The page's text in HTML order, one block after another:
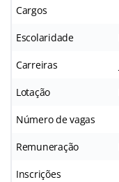
Cargos
Escolaridade
Carreiras
Lotação
Número de vagas
Remuneração
Inscrições